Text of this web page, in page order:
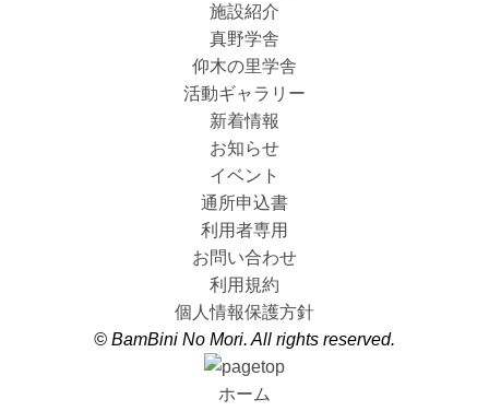
施設紹介
真野学舎
仰木の里学舎
活動ギャラリー
新着情報
お知らせ
イベント
通所申込書
利用者専用
お問い合わせ
利用規約
個人情報保護方針
© BamBini No Mori. All rights reserved.
ホーム